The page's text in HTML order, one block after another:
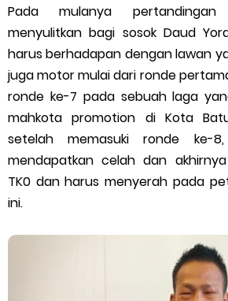
Cara Mudah Melihat QR dan
Enroute Drop: Arti dan Penjelasan
Cara Transfer Gopay ke
Cara Ping Server Shopee
Cara Menghubungi CS Lalamove dan
DNS Server Gojek Driver Terbaru 2026:
Server Gojek Terbaru dan IP Server
Pada mulanya
menyulitkan bagi sosok Daud
harus berhadapan dengan lawan
juga motor mulai dari ronde
ronde ke-7 pada sebuah laga
mahkota promotion di Kota
setelah memasuki ronde ke-
mendapatkan celah dan
TK0 dan harus menyerah pada
ini.